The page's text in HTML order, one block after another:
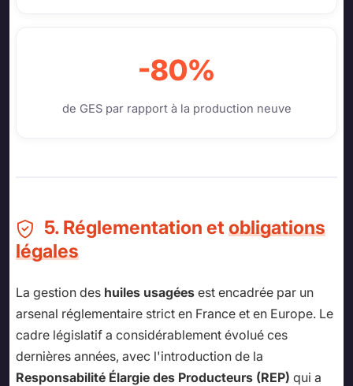
-80%
de GES par rapport à la production neuve
5. Réglementation et obligations
légales
La gestion des huiles usagées est encadrée par un
arsenal réglementaire strict en France et en Europe. Le
cadre législatif a considérablement évolué ces
dernières années, avec l'introduction de la
Responsabilité Élargie des Producteurs (REP) qui a